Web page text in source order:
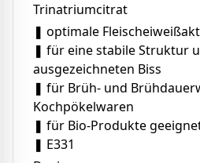
Trinatriumcitrat
❚ optimale
❚ für eine stabile Struktur
ausgezeichneten Biss
❚ für Brüh- und
Kochpökelwaren
❚ für Bio-Produkte
❚ E331